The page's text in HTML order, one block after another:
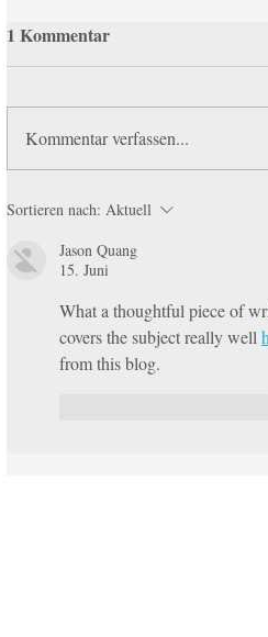
1 Kommentar
Kommentar verfassen...
Sortieren nach: Aktuell
Jason Quang
15. Juni
What a thoughtful piece of
covers the subject really well
from this blog.